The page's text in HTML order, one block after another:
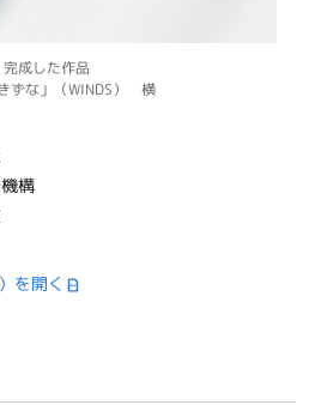
完成した作品
ずな」（WINDS） 横
構
を開く